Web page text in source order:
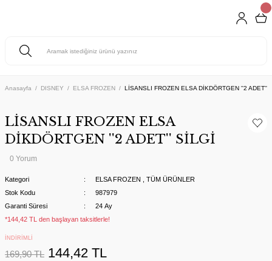
Anasayfa DISNEY ELSA FROZEN LİSANSLI FROZEN ELSA DİKDÖRTGEN ''2 ADET''
LİSANSLI FROZEN ELSA
DİKDÖRTGEN ''2 ADET'' SİLGİ
0 Yorum
Kategori ELSA FROZEN
TÜM ÜRÜNLER
Stok Kodu
987979
Garanti Süresi
24 Ay
*144,42 TL den başlayan taksitlerle!
İNDİRİMLİ
169,90 TL 144,42 TL